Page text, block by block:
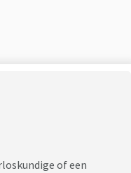
of een